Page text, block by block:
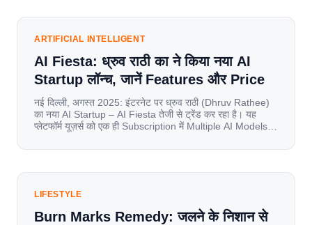
has become a mobile-first market where consumers
ARTIFICIAL INTELLIGENT
AI Fiesta: ध्रुव राठी का ने किया नया AI
Startup लॉन्च, जानें Features और Price
नई दिल्ली, अगस्त 2025: इंटरनेट पर ध्रुव राठी (Dhruv Rathee)
का नया AI Startup – AI Fiesta तेजी से ट्रेंड कर रहा है। यह
प्लेटफॉर्म यूज़र्स को एक ही Subscription में Multiple AI Models
यूज़र्स का जबरदस्त रिस्पॉन्स लॉन्च के तुरंत […]
LIFESTYLE
Burn Marks Remedy: जलने के निशान से